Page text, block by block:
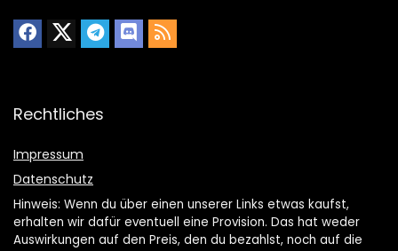
Rechtliches
Impressum
Datenschutz
Hinweis: Wenn du über einen unserer Links etwas kaufst,
erhalten wir dafür eventuell eine Provision. Das hat weder
Auswirkungen auf den Preis, den du bezahlst, noch auf die